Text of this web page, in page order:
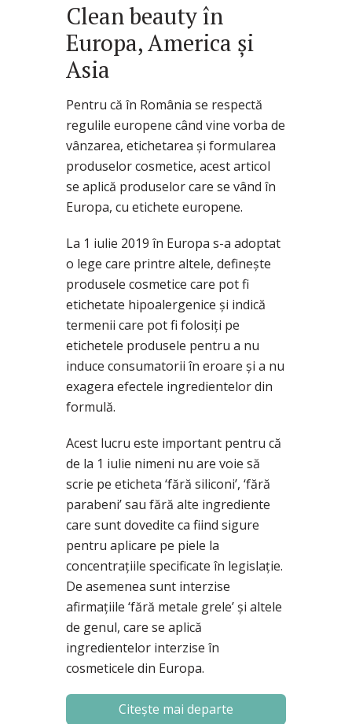
Clean beauty în
Europa, America și
Asia
Pentru că în România se respectă
regulile europene când vine vorba de
vânzarea, etichetarea și formularea
produselor cosmetice, acest articol
se aplică produselor care se vând în
Europa, cu etichete europene.
La 1 iulie 2019 în Europa s-a adoptat
o lege care printre altele, definește
produsele cosmetice care pot fi
etichetate hipoalergenice și indică
termenii care pot fi folosiți pe
etichetele produsele pentru a nu
induce consumatorii în eroare și a nu
exagera efectele ingredientelor din
formulă.
Acest lucru este important pentru că
de la 1 iulie nimeni nu are voie să
scrie pe eticheta ‘fără siliconi’, ‘fără
parabeni’ sau fără alte ingrediente
care sunt dovedite ca fiind sigure
pentru aplicare pe piele la
concentrațiile specificate în legislație.
De asemenea sunt interzise
afirmațiile ‘fără metale grele’ și altele
de genul, care se aplică
ingredientelor interzise în
cosmeticele din Europa.
Citește mai departe